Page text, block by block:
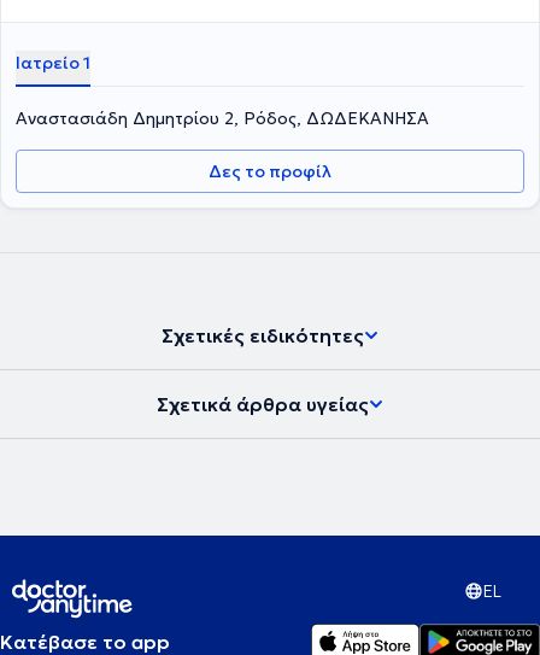
Ιατρείο 1
Αναστασιάδη Δημητρίου 2, Ρόδος, ΔΩΔΕΚΑΝΗΣΑ
Δες το προφίλ
Σχετικές ειδικότητες
Σχετικά άρθρα υγείας
EL
Κατέβασε το app